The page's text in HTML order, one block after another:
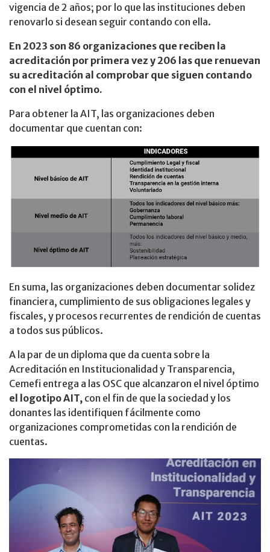
vigencia de 2 años; por lo que las instituciones deben
renovarlo si desean seguir contando con ella.
En 2023 son 86 organizaciones que reciben la
acreditación por primera vez y 206 las que renuevan
su acreditación al comprobar que siguen contando
con el nivel óptimo.
Para obtener la AIT, las organizaciones deben
documentar que cuentan con:
En suma, las organizaciones deben documentar solidez
financiera, cumplimiento de sus obligaciones legales y
fiscales, y procesos recurrentes de rendición de cuentas
a todos sus públicos.
A la par de un diploma que da cuenta sobre la
Acreditación en Institucionalidad y Transparencia,
Cemefi entrega a las OSC que alcanzaron el nivel óptimo
el logotipo AIT, con el fin de que la sociedad y los
donantes las identifiquen fácilmente como
organizaciones comprometidas con la rendición de
cuentas.